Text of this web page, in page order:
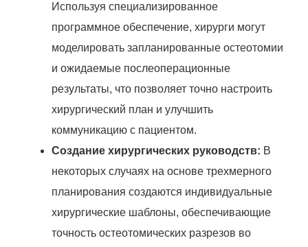
Используя специализированное
программное обеспечение, хирурги могут
моделировать запланированные остеотомии
и ожидаемые послеоперационные
результаты, что позволяет точно настроить
хирургический план и улучшить
коммуникацию с пациентом.
Создание хирургических руководств: В
некоторых случаях на основе трехмерного
планирования создаются индивидуальные
хирургические шаблоны, обеспечивающие
точность остеотомических разрезов во